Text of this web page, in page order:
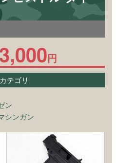
3,000円
テゴリ
ン
シンガン